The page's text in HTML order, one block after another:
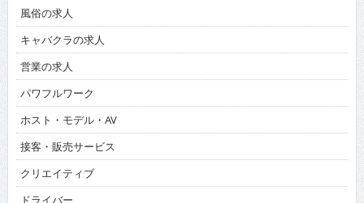
風俗の求人
キャバクラの求人
営業の求人
パワフルワーク
ホスト・モデル・AV
接客・販売サービス
クリエイティブ